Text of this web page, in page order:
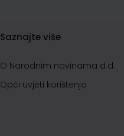
Saznajte više
O Narodnim novinama d.d.
Opći uvjeti korištenja